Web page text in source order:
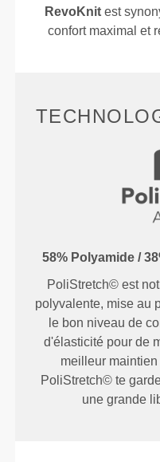
RevoKnitest
confort maximal et
58% Polyamide /
PoliStretch© est
polyvalente, mise au
le bon niveau de
d'élasticité pour de
meilleur
PoliStretch© te
une grande